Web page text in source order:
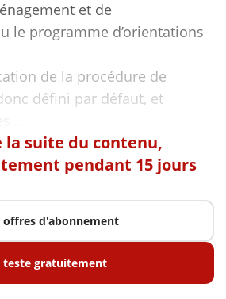
et de
le programme d’orientations
de la procédure de
défini par défaut, et
la suite du contenu,
pendant 15 jours
offres d'abonnement
teste gratuitement